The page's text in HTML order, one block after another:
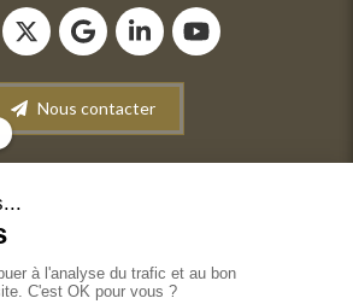
Nous contacter
Mentions légales
générales de vente
- Dépannage-Maintenance